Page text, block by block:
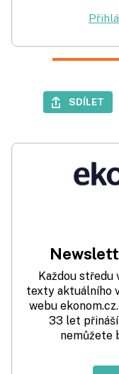
SDÍLET
Každou středu
texty aktuálního
webu
33 let
nemůžete